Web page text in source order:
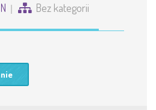
Bez kategorii